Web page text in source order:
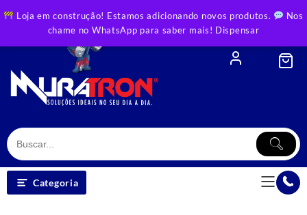
Loja em construção! Estamos adicionando novos produtos.
Nos
chame no WhatsApp para saber mais! Dispensar
to
Categoria